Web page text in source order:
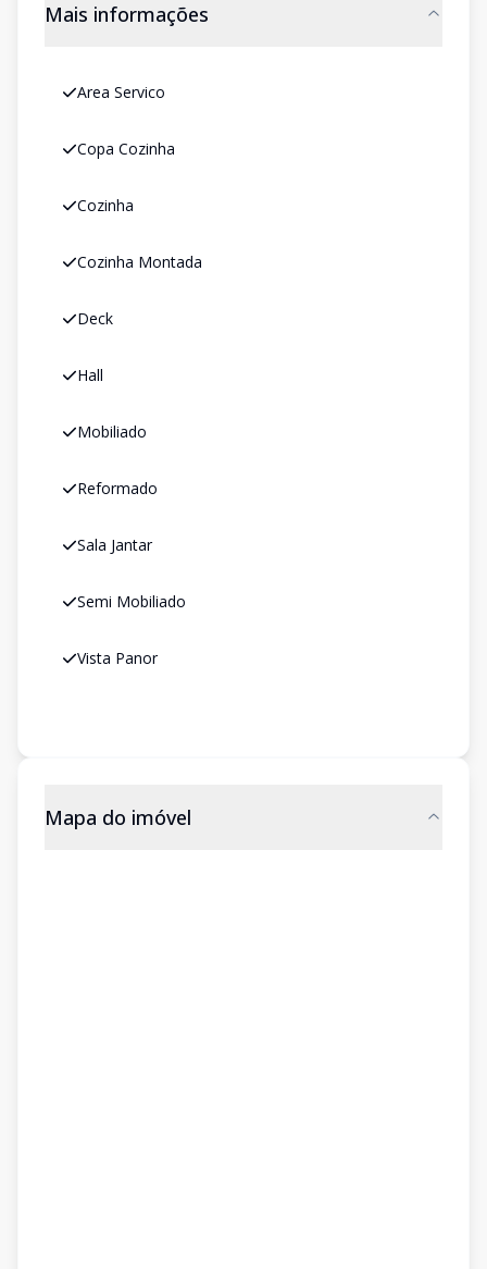
Mais informações
Area Servico
Copa Cozinha
Cozinha
Cozinha Montada
Deck
Hall
Mobiliado
Reformado
Sala Jantar
Semi Mobiliado
Vista Panor
Mapa do imóvel